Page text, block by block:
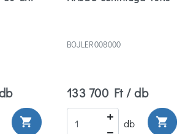
shopping_cart
BOJLER008000
133 700 Ft / db
db shopping_cart